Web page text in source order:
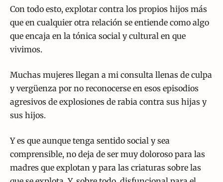
Con todo esto, explotar contra los propios hijos más
que en cualquier otra relación se entiende como algo
que encaja en la tónica social y cultural en que
vivimos.
Muchas mujeres llegan a mi consulta llenas de culpa
y vergüenza por no reconocerse en esos episodios
agresivos de explosiones de rabia contra sus hijas y
sus hijos.
Y es que aunque tenga sentido social y sea
comprensible, no deja de ser muy doloroso para las
madres que explotan y para las criaturas sobre las